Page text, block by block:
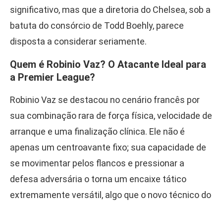
significativo, mas que a diretoria do Chelsea, sob a
batuta do consórcio de Todd Boehly, parece
disposta a considerar seriamente.
Quem é Robinio Vaz? O Atacante Ideal para
a Premier League?
Robinio Vaz se destacou no cenário francês por
sua combinação rara de força física, velocidade de
arranque e uma finalização clínica. Ele não é
apenas um centroavante fixo; sua capacidade de
se movimentar pelos flancos e pressionar a
defesa adversária o torna um encaixe tático
extremamente versátil, algo que o novo técnico do